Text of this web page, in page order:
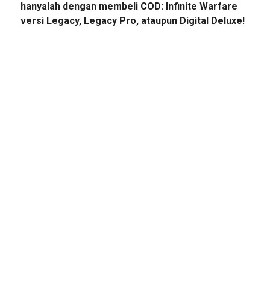
hanyalah dengan membeli COD: Infinite Warfare
versi Legacy, Legacy Pro, ataupun Digital Deluxe!